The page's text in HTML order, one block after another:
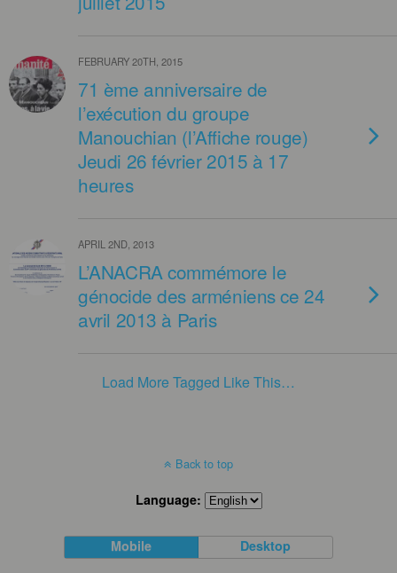
FEBRUARY 20TH, 2015
71 ème anniversaire de
l’exécution du groupe
Manouchian (l’Affiche rouge)
Jeudi 26 février 2015 à 17
heures
APRIL 2ND, 2013
L’ANACRA commémore le
génocide des arméniens ce 24
avril 2013 à Paris
Load More Tagged Like This…
Back to top
Language:
Mobile Desktop